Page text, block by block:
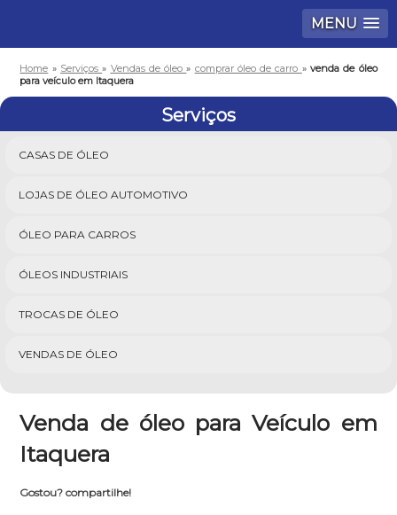
MENU
Home » Serviços» Vendas de óleo» comprar óleo de carro »venda de óleo
para veículo em Itaquera
Serviços
CASAS DE ÓLEO
LOJAS DE ÓLEO AUTOMOTIVO
ÓLEO PARA CARROS
ÓLEOS INDUSTRIAIS
TROCAS DE ÓLEO
VENDAS DE ÓLEO
Venda de óleo para Veículo em
Itaquera
Gostou? compartilhe!